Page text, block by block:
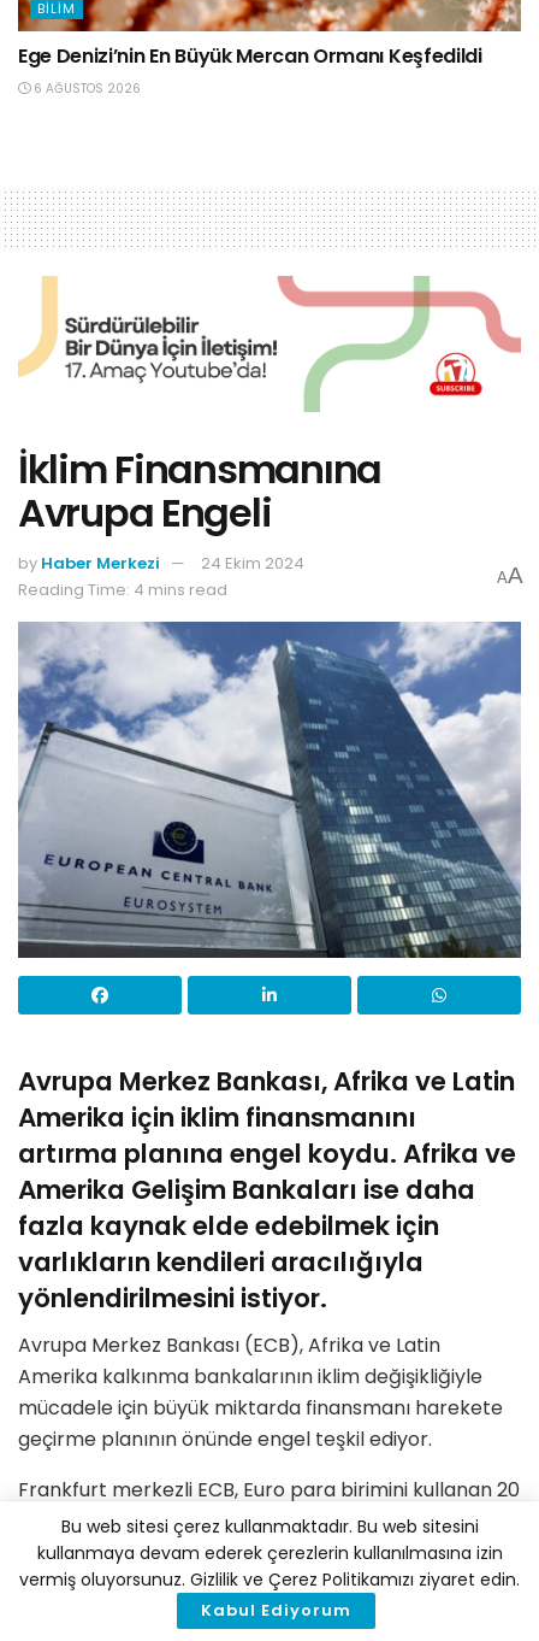
BILIM
Ege Denizi’nin En Büyük Mercan Ormanı Keşfedildi
6 AĞUSTOS 2026
İklim Finansmanına
Avrupa Engeli
by Haber Merkezi
24 Ekim 2024
Reading Time: 4 mins read
AA
Avrupa Merkez Bankası, Afrika ve Latin
Amerika için iklim finansmanını
artırma planına engel koydu. Afrika ve
Amerika Gelişim Bankaları ise daha
fazla kaynak elde edebilmek için
varlıkların kendileri aracılığıyla
yönlendirilmesini istiyor.
Avrupa Merkez Bankası (ECB), Afrika ve Latin
Amerika kalkınma bankalarının iklim değişikliğiyle
mücadele için büyük miktarda finansmanı harekete
geçirme planının önünde engel teşkil ediyor.
Frankfurt merkezli ECB, Euro para birimini kullanan 20
Avrupa ülkesinin kurallarını belirlerken, bu ülkelerin
ulusal merkez bankalarına, özel çekme hakları
(SDR’ler) olarak bilinen bir tür finansal varlığı, çok
taraflı kalkınma bankalarına (MDB’lere) yeniden
Bu web sitesi çerez kullanmaktadır. Bu web sitesini
kullanmaya devam ederek çerezlerin kullanılmasına izin
vermiş oluyorsunuz. Gizlilik ve Çerez Politikamızı ziyaret edin.
Kabul Ediyorum